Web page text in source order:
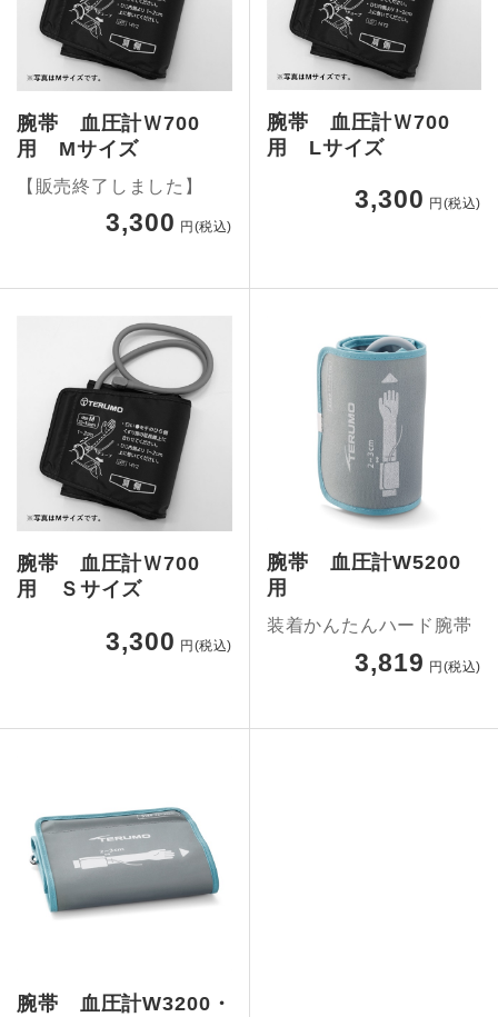
腕帯 血圧計Ｗ700
用 Mサイズ
【販売終了しました】
3,300 円(税込)
腕帯 血圧計Ｗ700
用 Lサイズ
3,300 円(税込)
腕帯 血圧計Ｗ700
用 Ｓサイズ
3,300 円(税込)
腕帯 血圧計W5200
用
装着かんたんハード腕帯
3,819 円(税込)
腕帯 血圧計W3200・